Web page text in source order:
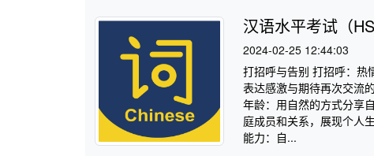
汉语水平考试（
2024-02-25 12:44:03
打招呼与告别 打招呼：热
表达感激与期待再次交流
年龄：用自然的方式分享
庭成员和关系，展现个人
能力：自...